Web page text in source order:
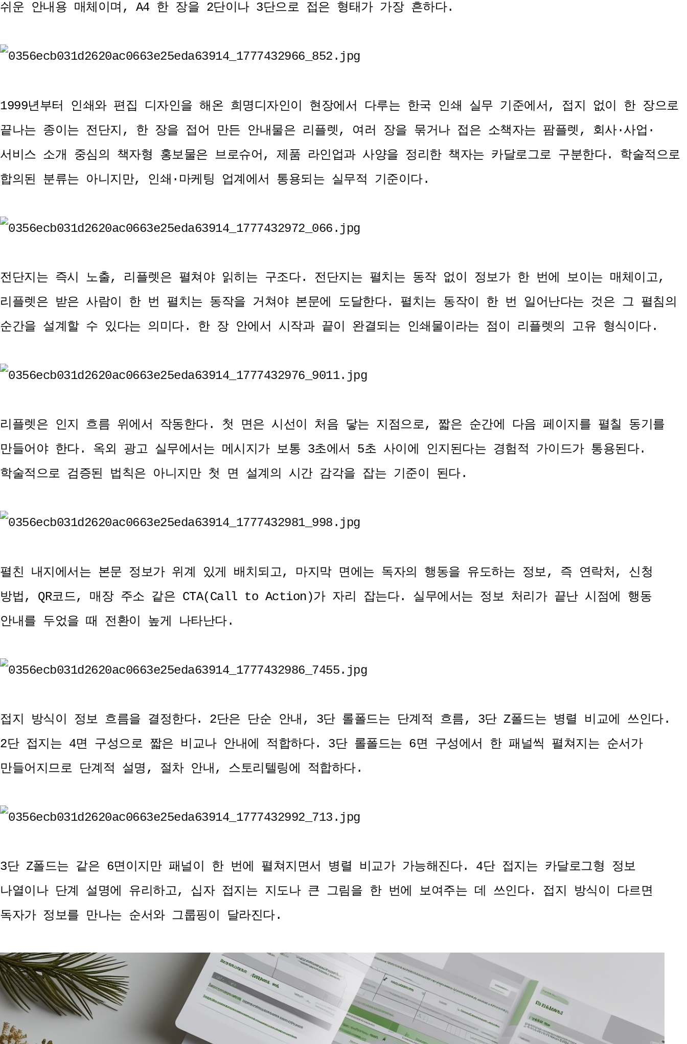
쉬운 안내용 매체이며, A4 한 장을 2단이나 3단으로 접은 형태가 가장 흔하다.
1999년부터 인쇄와 편집 디자인을 해온 희명디자인이 현장에서 다루는 한국 인쇄 실무 기준에서, 접지 없이 한 장으로
끝나는 종이는 전단지, 한 장을 접어 만든 안내물은 리플렛, 여러 장을 묶거나 접은 소책자는 팜플렛, 회사·사업·
서비스 소개 중심의 책자형 홍보물은 브로슈어, 제품 라인업과 사양을 정리한 책자는 카달로그로 구분한다. 학술적으로
합의된 분류는 아니지만, 인쇄·마케팅 업계에서 통용되는 실무적 기준이다.
전단지는 즉시 노출, 리플렛은 펼쳐야 읽히는 구조다. 전단지는 펼치는 동작 없이 정보가 한 번에 보이는 매체이고,
리플렛은 받은 사람이 한 번 펼치는 동작을 거쳐야 본문에 도달한다. 펼치는 동작이 한 번 일어난다는 것은 그 펼침의
순간을 설계할 수 있다는 의미다. 한 장 안에서 시작과 끝이 완결되는 인쇄물이라는 점이 리플렛의 고유 형식이다.
리플렛은 인지 흐름 위에서 작동한다. 첫 면은 시선이 처음 닿는 지점으로, 짧은 순간에 다음 페이지를 펼칠 동기를
만들어야 한다. 옥외 광고 실무에서는 메시지가 보통 3초에서 5초 사이에 인지된다는 경험적 가이드가 통용된다.
학술적으로 검증된 법칙은 아니지만 첫 면 설계의 시간 감각을 잡는 기준이 된다.
펼친 내지에서는 본문 정보가 위계 있게 배치되고, 마지막 면에는 독자의 행동을 유도하는 정보, 즉 연락처, 신청
방법, QR코드, 매장 주소 같은 CTA(Call to Action)가 자리 잡는다. 실무에서는 정보 처리가 끝난 시점에 행동
안내를 두었을 때 전환이 높게 나타난다.
접지 방식이 정보 흐름을 결정한다. 2단은 단순 안내, 3단 롤폴드는 단계적 흐름, 3단 Z폴드는 병렬 비교에 쓰인다.
2단 접지는 4면 구성으로 짧은 비교나 안내에 적합하다. 3단 롤폴드는 6면 구성에서 한 패널씩 펼쳐지는 순서가
만들어지므로 단계적 설명, 절차 안내, 스토리텔링에 적합하다.
3단 Z폴드는 같은 6면이지만 패널이 한 번에 펼쳐지면서 병렬 비교가 가능해진다. 4단 접지는 카달로그형 정보
나열이나 단계 설명에 유리하고, 십자 접지는 지도나 큰 그림을 한 번에 보여주는 데 쓰인다. 접지 방식이 다르면
독자가 정보를 만나는 순서와 그룹핑이 달라진다.